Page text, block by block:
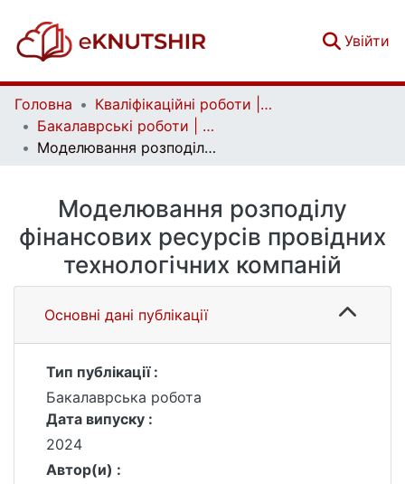
Увійти
Головна
Кваліфікаційні роботи | Qualifying works
Бакалаврські роботи | Bachelor theses
Моделювання розподілу фінансових ресурсів провідних технологічних компаній
Моделювання розподілу
фінансових ресурсів провідних
технологічних компаній
Основні дані публікації
Тип публікації :
Бакалаврська робота
Дата випуску :
2024
Автор(и) :